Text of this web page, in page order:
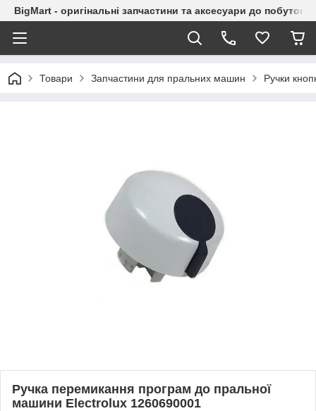
BigMart - оригінальні запчастини та аксесуари до побутової
Товари Запчастини для пральних машин Ручки
Ручка перемикання програм до пральної
машини Electrolux 1260690001